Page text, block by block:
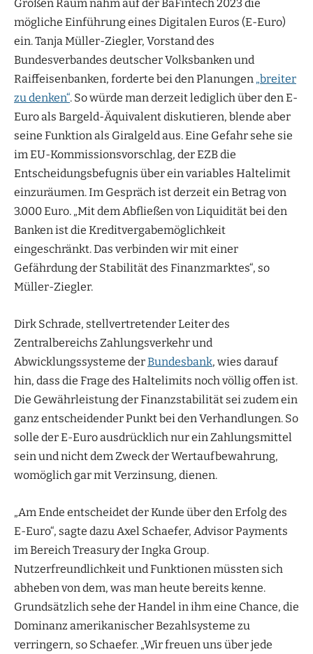
Großen Raum nahm auf der BaFintech 2023 die
mögliche Einführung eines Digitalen Euros (E-Euro)
ein. Tanja Müller-Ziegler, Vorstand des
Bundesverbandes deutscher Volksbanken und
Raiffeisenbanken, forderte bei den Planungen „breiter
zu denken“. So würde man derzeit lediglich über den E-
Euro als Bargeld-Äquivalent diskutieren, blende aber
seine Funktion als Giralgeld aus. Eine Gefahr sehe sie
im EU-Kommissionsvorschlag, der EZB die
Entscheidungsbefugnis über ein variables Haltelimit
einzuräumen. Im Gespräch ist derzeit ein Betrag von
3.000 Euro. „Mit dem Abfließen von Liquidität bei den
Banken ist die Kreditvergabemöglichkeit
eingeschränkt. Das verbinden wir mit einer
Gefährdung der Stabilität des Finanzmarktes“, so
Müller-Ziegler.
Dirk Schrade, stellvertretender Leiter des
Zentralbereichs Zahlungsverkehr und
Abwicklungssysteme derBundesbank, wies darauf
hin, dass die Frage des Haltelimits noch völlig offen ist.
Die Gewährleistung der Finanzstabilität sei zudem ein
ganz entscheidender Punkt bei den Verhandlungen. So
solle der E-Euro ausdrücklich nur ein Zahlungsmittel
sein und nicht dem Zweck der Wertaufbewahrung,
womöglich gar mit Verzinsung, dienen.
„Am Ende entscheidet der Kunde über den Erfolg des
E-Euro“, sagte dazu Axel Schaefer, Advisor Payments
im Bereich Treasury der Ingka Group.
Nutzerfreundlichkeit und Funktionen müssten sich
abheben von dem, was man heute bereits kenne.
Grundsätzlich sehe der Handel in ihm eine Chance, die
Dominanz amerikanischer Bezahlsysteme zu
verringern, so Schaefer. „Wir freuen uns über jede